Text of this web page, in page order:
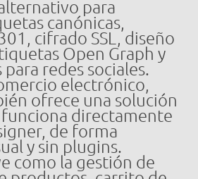
para
canónicas,
cifrado SSL, diseño
Open Graph y
redes sociales.
electrónico,
ofrece una solución
directamente
de forma
y sin plugins.
como la gestión de